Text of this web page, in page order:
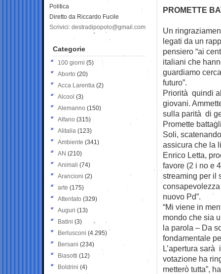
PROMETTE
Un
legati da un
pensiero “ai
italiani che
guardiamo
futuro”.
Priorità quindi
giovani.
sulla parità di
Promette
Soli,
assicura che la
Enrico Letta,
favore (2 i no e
streaming per il
nuovo Pd”.
“Mi viene in
mondo che sia
la parola – Da
fondamentale
L’apertura sarà
votazione ha
metterò tutta”,
Politica
Diretto da Riccardo Fucile
Scrivici: destradipopolo@gmail.com
Categorie
100 giorni (5)
Aborto (20)
Acca Larentia (2)
Alcool (3)
Alemanno (150)
Alfano (315)
Alitalia (123)
Ambiente (341)
AN (210)
Animali (74)
Arancioni (2)
arte (175)
Attentato (329)
Auguri (13)
Batini (3)
Berlusconi (4.295)
Bersani (234)
Biasotti (12)
Boldrini (4)